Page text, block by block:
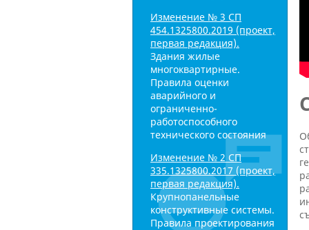
Изменение № 3 СП
454.1325800.2019 (проект,
первая редакция).
Здания жилые
многоквартирные.
Правила оценки
аварийного и
ограниченно-
работоспособного
технического состояния
Изменение № 2 СП
335.1325800.2017 (проект,
первая редакция).
Крупнопанельные
конструктивные системы.
Правила проектирования